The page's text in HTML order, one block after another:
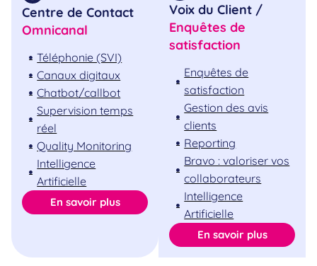
Centre de Contact
Omnicanal
Téléphonie (SVI)
Canaux digitaux
Chatbot/callbot
Supervision temps
réel
Quality Monitoring
Intelligence
Artificielle
En savoir plus
Voix du Client /
Enquêtes de
satisfaction
Enquêtes de
satisfaction
Gestion des avis
clients
Reporting
Bravo : valoriser vos
collaborateurs
Intelligence
Artificielle
En savoir plus